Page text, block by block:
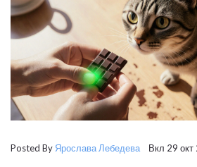
Posted By Ярослава ЛебедеваВкл 29 окт